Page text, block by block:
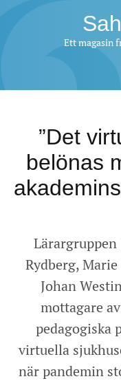
Ett magasin
”Det
belönas
Lärargruppen
Rydberg,
Johan
mottagare
pedagogiska
virtuella
när pandemin